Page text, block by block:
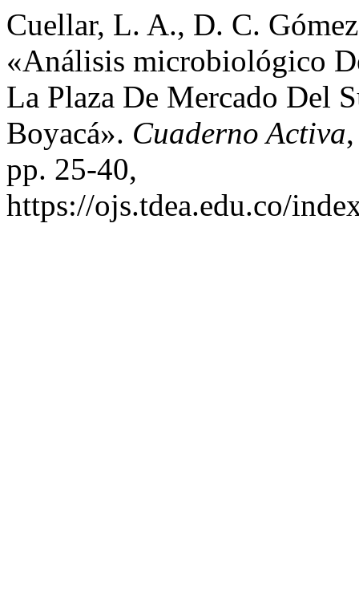
Cuellar, L. A., D. C.
«Análisis microbiológico
La Plaza De Mercado Del
Boyacá». Cuaderno Activa
pp. 25-40,
https://ojs.tdea.edu.co/